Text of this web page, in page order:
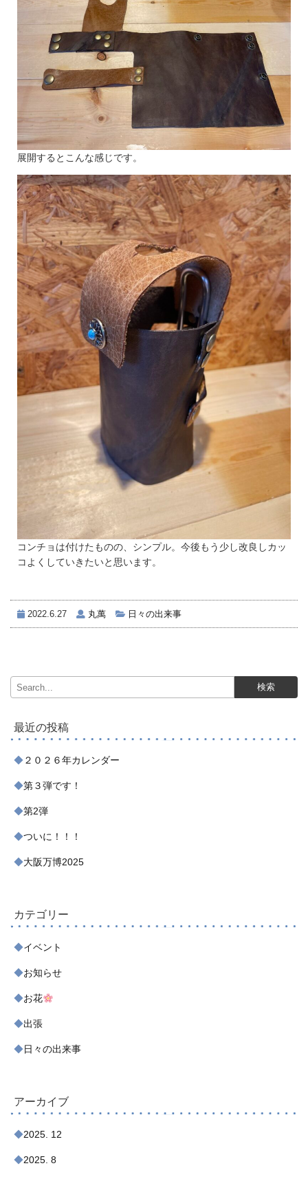
展開するとこんな感じです。
コンチョは付けたものの、シンプル。今後もう少し改良しカッ
コよくしていきたいと思います。
2022.6.27 丸萬 日々の出来事
最近の投稿
２０２６年カレンダー
第３弾です！
第2弾
ついに！！！
大阪万博2025
カテゴリー
イベント
お知らせ
お花
出張
日々の出来事
アーカイブ
2025. 12
2025. 8